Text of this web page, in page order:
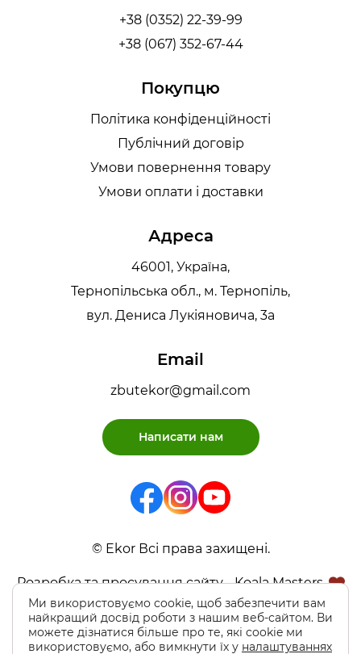
+38 (0352) 22-39-99
+38 (067) 352-67-44
Покупцю
Політика конфіденційності
Публічний договір
Умови повернення товару
Умови оплати і доставки
Адреса
46001, Україна,
Тернопільська обл., м. Тернопіль,
вул. Дениса Лукіяновича, 3а
Email
zbutekor@gmail.com
Написати нам
© Ekor Всі права захищені.
Розробка та просування сайту - Koala Masters
Ми використовуємо cookie, щоб забезпечити вам
найкращий досвід роботи з нашим веб-сайтом. Ви
можете дізнатися більше про те, які cookie ми
використовуємо, або вимкнути їх у налаштуваннях